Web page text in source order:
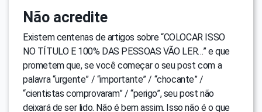
Não acredite
Existem centenas de artigos sobre “COLOCAR ISSO
NO TÍTULO E 100% DAS PESSOAS VÃO LER…” e que
prometem que, se você começar o seu post com a
palavra “urgente” / “importante” / “chocante” /
“cientistas comprovaram” / “perigo”, seu post não
deixará de ser lido. Não é bem assim. Isso não é o que